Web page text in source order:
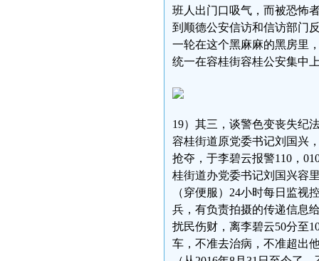
班人出门口吸气，而被恐怖
到顺德公安信访和信访部门
一轮在这个黑麻麻的黑房里
统一在容桂街容桂公安集中
19）其三，谈警色变丧失纪
容桂街道原党委书记刘国兴
抢夺，于李碧云报警110，
桂街道办党委书记刘国兴容
（穿便服）24小时每日监视
兵，有负责拍摄的传递信息
扰民伤财，离李碧云50分至
车，不准去治病，不准超出